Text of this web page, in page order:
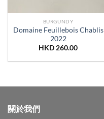
BURGUNDY
Domaine Feuillebois Chablis
2022
HKD 260.00
關於我們